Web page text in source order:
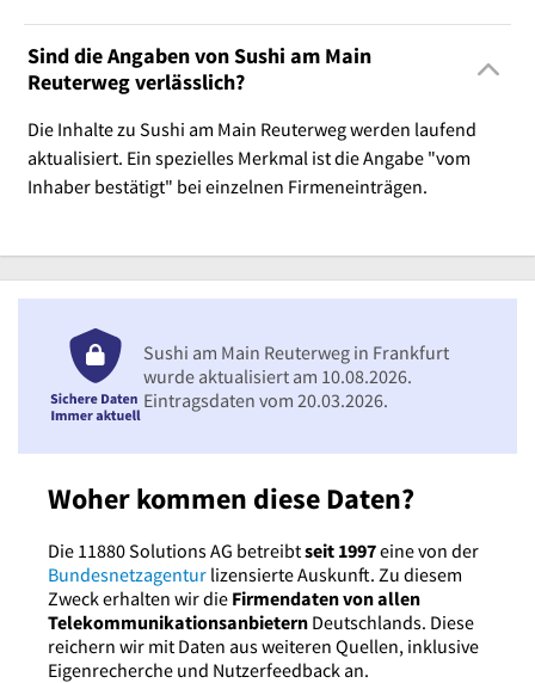
Sind die Angaben von Sushi am Main
Reuterweg verlässlich?
Die Inhalte zu Sushi am Main Reuterweg werden laufend
aktualisiert. Ein spezielles Merkmal ist die Angabe "vom
Inhaber bestätigt" bei einzelnen Firmeneinträgen.
Woher kommen diese Daten?
Die 11880 Solutions AG betreibtseit 1997eine von der
Bundesnetzagentur lizensierte Auskunft. Zu diesem
Zweck erhalten wir die Firmendaten von allen
Telekommunikationsanbietern Deutschlands. Diese
reichern wir mit Daten aus weiteren Quellen, inklusive
Eigenrecherche und Nutzerfeedback an.
Sushi am Main Reuterweg in Frankfurt
wurde aktualisiert am 10.08.2026.
Eintragsdaten vom 20.03.2026.